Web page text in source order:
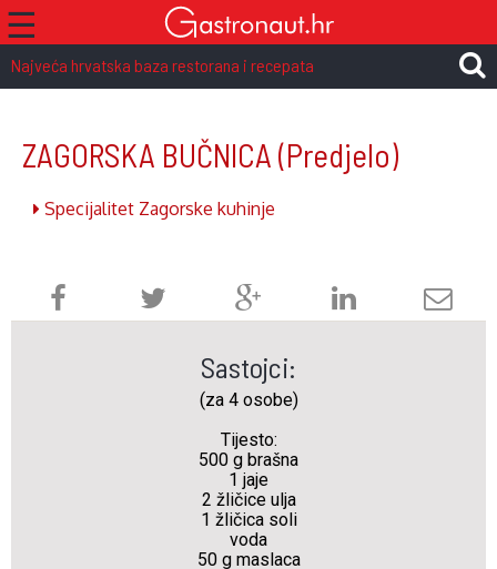
☰
Najveća hrvatska baza restorana i recepata
ZAGORSKA BUČNICA (Predjelo)
Specijalitet Zagorske kuhinje
Sastojci:
(za 4 osobe)
Tijesto:
500 g brašna
1 jaje
2 žličice ulja
1 žličica soli
voda
50 g maslaca